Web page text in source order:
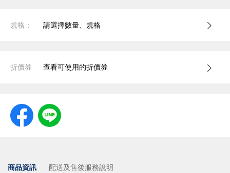
規格： 請選擇數量、規格
折價券 查看可使用的折價券
商品資訊 配送及售後服務說明